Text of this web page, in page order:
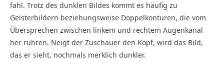
fahl. Trotz des dunklen Bildes kommt es häufig zu
Geisterbildern beziehungsweise Doppelkonturen, die vom
Übersprechen zwischen linkem und rechtem Augenkanal
her rühren. Neigt der Zuschauer den Kopf, wird das Bild,
das er sieht, nochmals merklich dunkler.